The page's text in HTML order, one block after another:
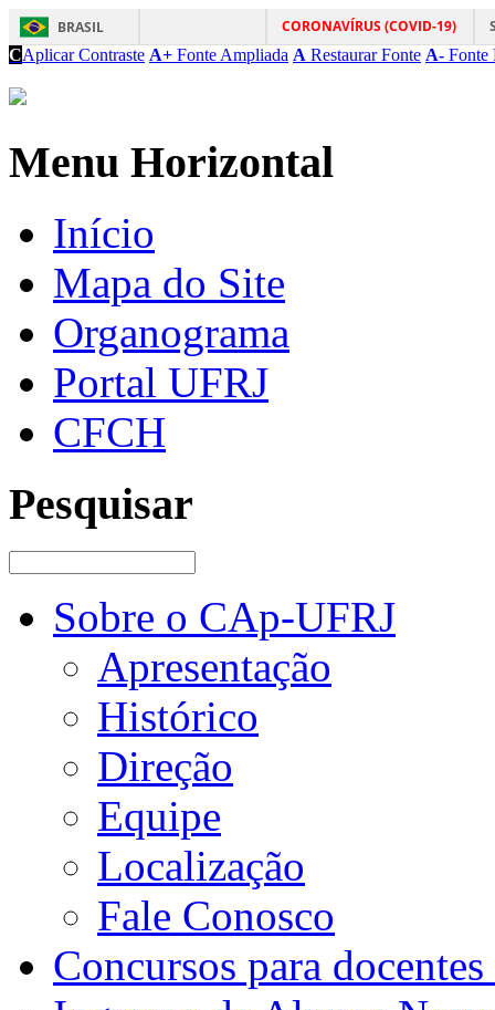
BRASIL CORONAVÍRUS (COVID-19)
CAplicar Contraste A+ Fonte Ampliada A Restaurar Fonte A- Fonte
Menu Horizontal
Início
Mapa do Site
Organograma
Portal UFRJ
CFCH
Pesquisar
Sobre o CAp-UFRJ
Apresentação
Histórico
Direção
Equipe
Localização
Fale Conosco
Concursos para